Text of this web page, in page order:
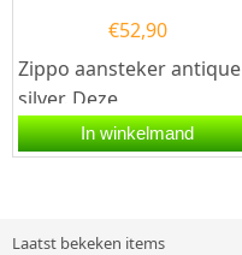
€52,90
Zippo aansteker antique
silver. Deze
choomkleurige zippo
heeft een antieke/
In winkelmand
Laatst bekeken items